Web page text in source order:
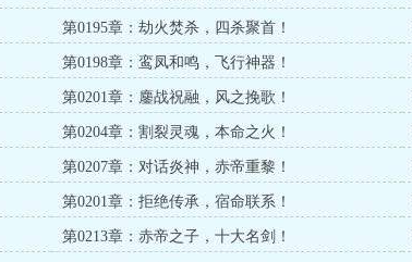
第0195章：劫火焚杀，四杀聚首！
第0198章：鸾凤和鸣，飞行神器！
第0201章：鏖战祝融，风之挽歌！
第0204章：割裂灵魂，本命之火！
第0207章：对话炎神，赤帝重黎！
第0201章：拒绝传承，宿命联系！
第0213章：赤帝之子，十大名剑！